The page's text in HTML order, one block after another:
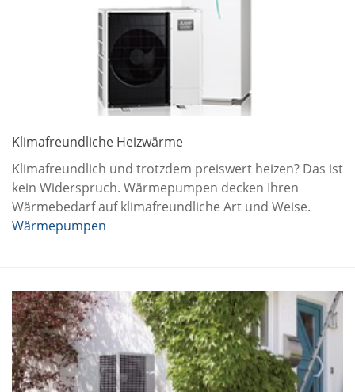
Klimafreundliche Heizwärme
Klimafreundlich und trotzdem preiswert heizen? Das ist
kein Widerspruch. Wärmepumpen decken Ihren
Wärmebedarf auf klimafreundliche Art und Weise.
Wärmepumpen